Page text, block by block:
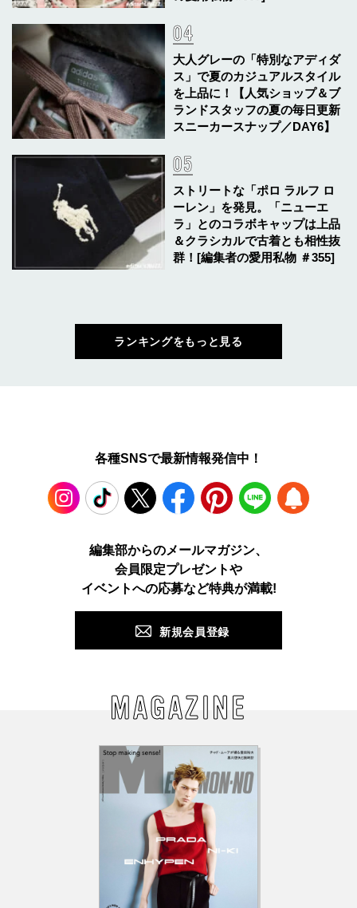
大人グレーの「特別なアディダ
ス」で夏のカジュアルスタイル
を上品に！【人気ショップ＆ブ
ランドスタッフの夏の毎日更新
スニーカースナップ／DAY6】
ストリートな「ポロ ラルフ ロ
ーレン」を発見。「ニューエ
ラ」とのコラボキャップは上品
＆クラシカルで古着とも相性抜
群！[編集者の愛用私物 ＃355]
ランキングをもっと見る
各種SNSで最新情報発信中！
TikTok Facebook Pinterest LINE
編集部からのメールマガジン、
会員限定プレゼントや
イベントへの応募など特典が満載!
新規会員登録
MAGAZINE